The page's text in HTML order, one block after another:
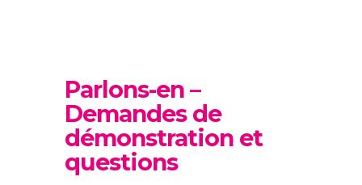
Parlons-en –
Demandes de
démonstration et
questions